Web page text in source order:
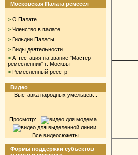
Московская Палата ремесел
> О Палате
> Членство в палате
> Гильдии Палаты
> Виды деятельности
> Аттестация на звание "Мастер-
ремесленник" г. Москвы
> Ремесленный реестр
Видео
Выставка народных умельцев...
Просмотр:
Все видеосюжеты
Формы поддержки субъектов